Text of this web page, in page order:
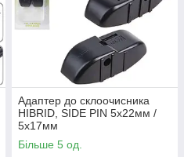
Адаптер до склоочисника
HIBRID, SIDE PIN 5x22мм /
5х17мм
Більше 5 од.